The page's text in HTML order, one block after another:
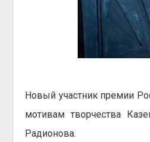
Новый участник премии
мотивам творчества
Радионова.